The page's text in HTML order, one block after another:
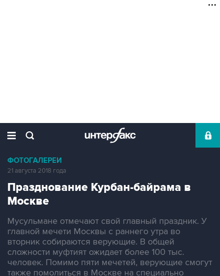
ФОТОГАЛЕРЕИ
21 августа 2018 года
Празднование Курбан-байрама в
Москве
Мусульмане отмечают свой главный праздник. У
главной мечети Москвы с раннего утра во
вторник собираются верующие. В общей
сложности муфтият ожидает более 100 тыс.
человек. Помимо пяти мечетей, верующие смогут
также помолиться в Москве на специально